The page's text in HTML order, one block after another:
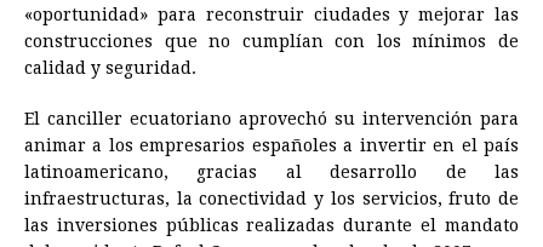
«oportunidad» para reconstruir ciudades y mejorar las
construcciones que no cumplían con los mínimos de
calidad y seguridad.
El canciller ecuatoriano aprovechó su intervención para
animar a los empresarios españoles a invertir en el país
latinoamericano, gracias al desarrollo de las
infraestructuras, la conectividad y los servicios, fruto de
las inversiones públicas realizadas durante el mandato